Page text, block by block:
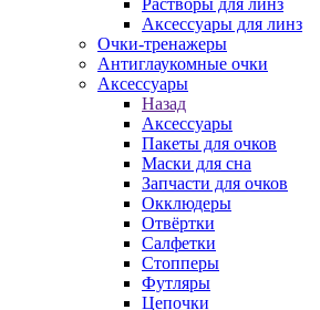
Растворы для линз
Аксессуары для линз
Очки-тренажеры
Антиглаукомные очки
Аксессуары
Назад
Аксессуары
Пакеты для очков
Маски для сна
Запчасти для очков
Окклюдеры
Отвёртки
Салфетки
Стопперы
Футляры
Цепочки